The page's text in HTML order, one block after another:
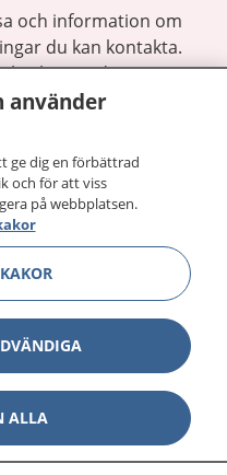
och information om
du kan kontakta.
och göra dina
1177 för
bättre.
Visa
Visa
Visa
använder
ge dig en förbättrad
och för att viss
på webbplatsen.
ALLA